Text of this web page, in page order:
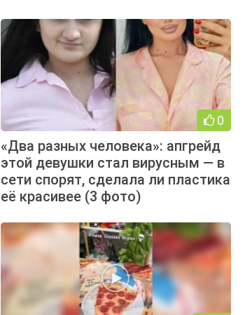
0
«Два разных человека»: апгрейд
этой девушки стал вирусным — в
сети спорят, сделала ли пластика
её красивее (3 фото)